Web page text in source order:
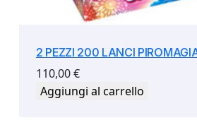
2 PEZZI 200 LANCI
110,00€
Aggiungi al carrello